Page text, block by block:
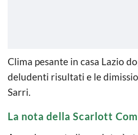
Clima pesante in casa Lazio
deludenti risultati e le
Sarri.
La nota della Scarlott